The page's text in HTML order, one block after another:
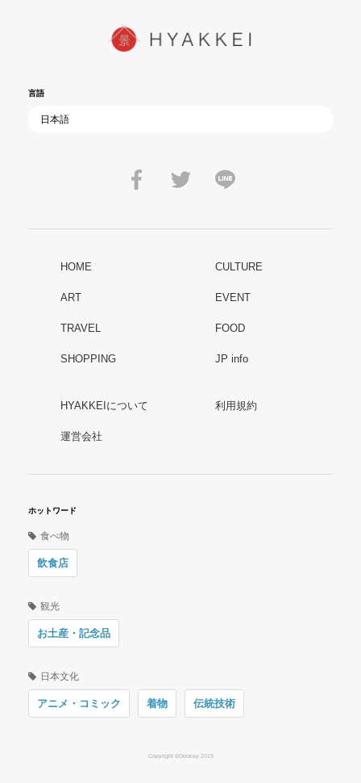
言語
HOME CULTURE
ART EVENT
TRAVEL FOOD
SHOPPING JP info
HYAKKEIについて 利用規約
運営会社
ホットワード
食べ物
飲食店
観光
お土産・記念品
日本文化
アニメ・コミック 着物 伝統技術
Copyright ©Oookey 2019